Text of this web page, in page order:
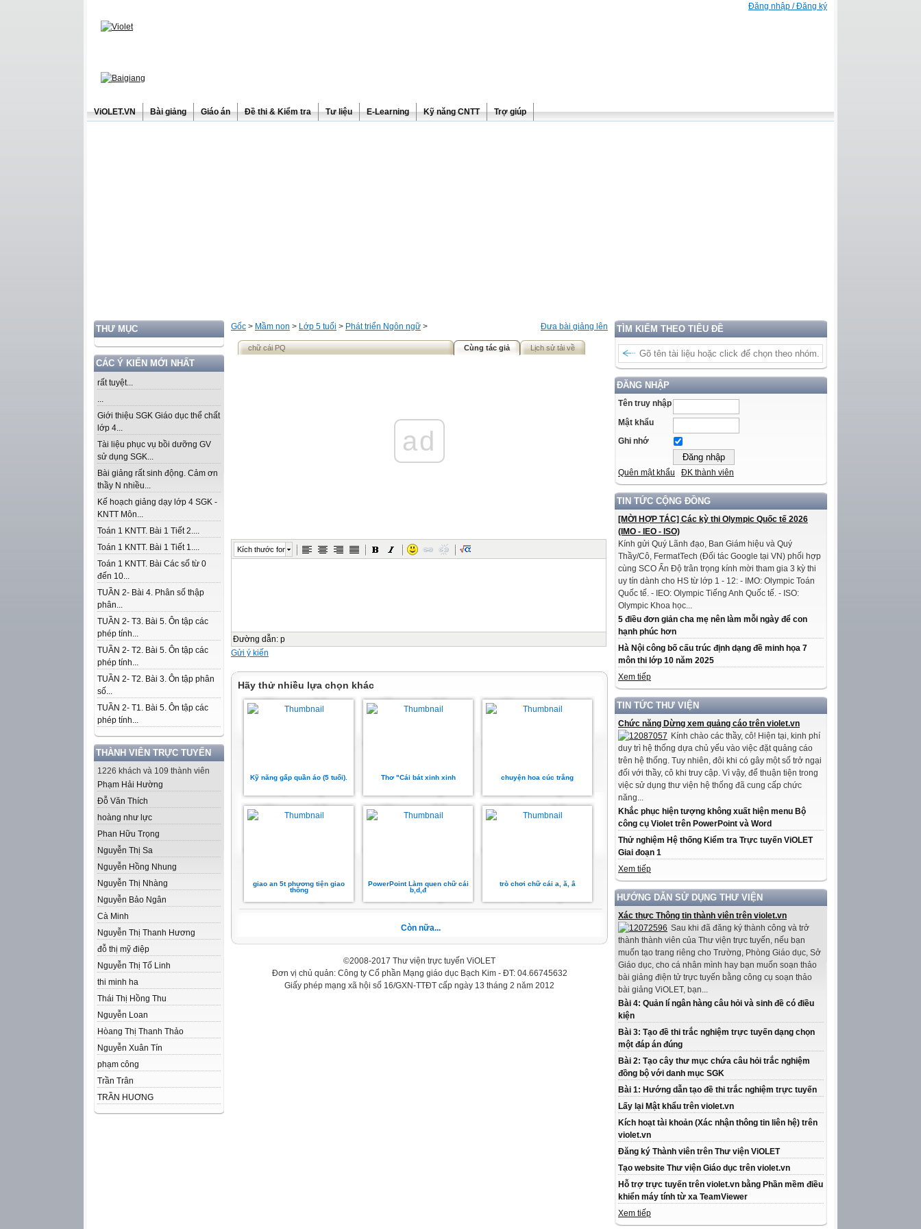
Đăng nhập / Đăng ký
ViOLET.VN Bài giảng Giáo án Đề thi & Kiểm tra Tư liệu E-Learning Kỹ năng CNTT Trợ giúp
THƯ MỤC
CÁC Ý KIẾN MỚI NHẤT
rất tuyệt...
...
Giới thiệu SGK Giáo dục thể chất
lớp 4...
Tài liệu phục vụ bồi dưỡng GV
sử dụng SGK...
Bài giảng rất sinh động. Cảm ơn
thầy N nhiều...
Kế hoạch giảng dạy lớp 4 SGK -
KNTT Môn...
Toán 1 KNTT. Bài 1 Tiết 2....
Toán 1 KNTT. Bài 1 Tiết 1....
Toán 1 KNTT. Bài Các số từ 0
đến 10...
TUẦN 2- Bài 4. Phân số thập
phân...
TUẦN 2- T3. Bài 5. Ôn tập các
phép tính...
TUẦN 2- T2. Bài 5. Ôn tập các
phép tính...
TUẦN 2- T2. Bài 3. Ôn tập phân
số...
TUẦN 2- T1. Bài 5. Ôn tập các
phép tính...
THÀNH VIÊN TRỰC TUYẾN
1226 khách và 109 thành viên
Phạm Hải Hường
Đỗ Văn Thích
hoàng như lực
Phan Hữu Trọng
Nguyễn Thị Sa
Nguyễn Hồng Nhung
Nguyễn Thị Nhàng
Nguyễn Bảo Ngân
Cà Minh
Nguyễn Thị Thanh Hương
đỗ thị mỹ điệp
Nguyễn Thị Tố Linh
thi minh ha
Thái Thị Hồng Thu
Nguyễn Loan
Hòang Thị Thanh Thảo
Nguyễn Xuân Tín
phạm công
Trần Trân
TRẦN HUƠNG
TÌM KIẾM THEO TIÊU ĐỀ
ĐĂNG NHẬP
Tên truy nhập
Mật khẩu
Ghi nhớ
Quên mật khẩu ĐK thành viên
TIN TỨC CỘNG ĐỒNG
[MỜI HỢP TÁC] Các kỳ thi Olympic Quốc tế 2026
(IMO - IEO - ISO)
Kính gửi Quý Lãnh đạo, Ban Giám hiệu và Quý
Thầy/Cô, FermatTech (Đối tác Google tại VN) phối hợp
cùng SCO Ấn Độ trân trọng kính mời tham gia 3 kỳ thi
uy tín dành cho HS từ lớp 1 - 12: - IMO: Olympic Toán
Quốc tế. - IEO: Olympic Tiếng Anh Quốc tế. - ISO:
Olympic Khoa học...
5 điều đơn giản cha mẹ nên làm mỗi ngày để con
hạnh phúc hơn
Hà Nội công bố cấu trúc định dạng đề minh họa 7
môn thi lớp 10 năm 2025
Xem tiếp
TIN TỨC THƯ VIỆN
Chức năng Dừng xem quảng cáo trên violet.vn
Kính chào các thầy, cô! Hiện tại, kinh phí
duy trì hệ thống dựa chủ yếu vào việc đặt quảng cáo
trên hệ thống. Tuy nhiên, đôi khi có gây một số trở ngại
đối với thầy, cô khi truy cập. Vì vậy, để thuận tiện trong
việc sử dụng thư viện hệ thống đã cung cấp chức
năng...
Khắc phục hiện tượng không xuất hiện menu Bộ
công cụ Violet trên PowerPoint và Word
Thử nghiệm Hệ thống Kiểm tra Trực tuyến ViOLET
Giai đoạn 1
Xem tiếp
HƯỚNG DẪN SỬ DỤNG THƯ VIỆN
Xác thực Thông tin thành viên trên violet.vn
Sau khi đã đăng ký thành công và trở
thành thành viên của Thư viện trực tuyến, nếu bạn
muốn tạo trang riêng cho Trường, Phòng Giáo dục, Sở
Giáo dục, cho cá nhân mình hay bạn muốn soạn thảo
bài giảng điện tử trực tuyến bằng công cụ soạn thảo
bài giảng ViOLET, bạn...
Bài 4: Quản lí ngân hàng câu hỏi và sinh đề có điều
kiện
Bài 3: Tạo đề thi trắc nghiệm trực tuyến dạng chọn
một đáp án đúng
Bài 2: Tạo cây thư mục chứa câu hỏi trắc nghiệm
đồng bộ với danh mục SGK
Bài 1: Hướng dẫn tạo đề thi trắc nghiệm trực tuyến
Lấy lại Mật khẩu trên violet.vn
Kích hoạt tài khoản (Xác nhận thông tin liên hệ) trên
violet.vn
Đăng ký Thành viên trên Thư viện ViOLET
Tạo website Thư viện Giáo dục trên violet.vn
Hỗ trợ trực tuyến trên violet.vn bằng Phần mềm điều
khiển máy tính từ xa TeamViewer
Xem tiếp
Đưa bài giảng lên
Gốc > Mầm non > Lớp 5 tuổi > Phát triển Ngôn ngữ >
chữ cái PQ Cùng tác giả Lịch sử tải về
ad
Kích thước font
Đường dẫn: p
Gửi ý kiến
Hãy thử nhiều lựa chọn khác
Kỹ năng gấp quần áo (5 tuổi). Thơ "Cái bát xinh xinh chuyện hoa cúc trắng
giao an 5t phương tiện giao
thông
PowerPoint Làm quen chữ cái
b,d,đ
trò chơi chữ cái a, ă, â
Còn nữa...
©2008-2017 Thư viện trực tuyến ViOLET
Đơn vị chủ quản: Công ty Cổ phần Mạng giáo dục Bạch Kim - ĐT: 04.66745632
Giấy phép mạng xã hội số 16/GXN-TTĐT cấp ngày 13 tháng 2 năm 2012